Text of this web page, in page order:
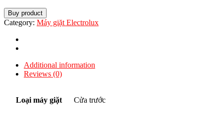
Buy product
Category: Máy giặt Electrolux
Additional information
Reviews (0)
Loại máy giặt Cửa trước